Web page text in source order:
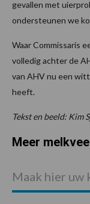
gevallen met
ondersteunen we
Waar Commissaris
volledig achter de
van AHV nu een
heeft.
Tekst en beeld: Kim
Meer
Maak hier uw